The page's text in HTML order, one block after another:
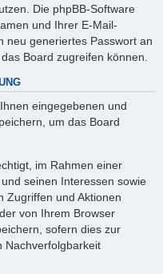
Die phpBB-Software
und Ihrer E-Mail-
neu generiertes Passwort an
Board zugreifen können.
eingegebenen und
um das Board
im Rahmen einer
seinen Interessen sowie
Zugriffen und Aktionen
von Ihrem Browser
sofern dies zur
Nachverfolgbarkeit